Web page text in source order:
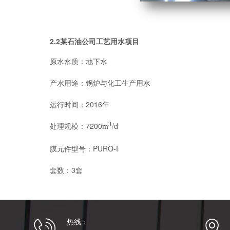
2.2某石油公司工艺用水项目
原水水质：地下水
产水用途：锅炉与化工生产用水
运行时间：2016年
处理规模：7200m3/d
膜元件型号：PURO-I
套数：3套
热线：